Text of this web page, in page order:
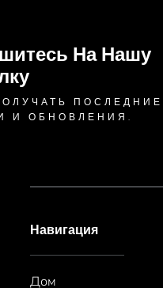
На Нашу
ПОСЛЕДНИЕ
И ОБНОВЛЕНИЯ.
Навигация
Дом